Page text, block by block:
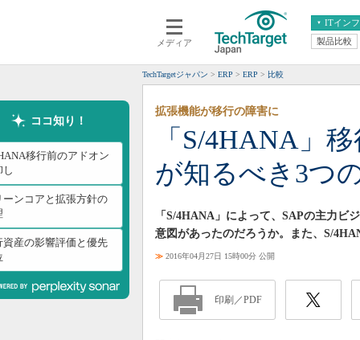
メディア
ITイン
クラウド
スマートモバイル
ネットワーク
システム運用管理
エンタープライ
ERP
情報系システム
製品比較
TechTargetジャパン ERP ERP 比較
ココ知り！
移行前のアドオン
し
ーンコアと拡張方針の
資産の影響評価と優先
「S/4HANA」
が知るべき3つ
拡張機能が移行の障害に
「S/4HANA」によって、SAPの主力ビ
意図があったのだろうか。また、S/
≫ 2016年04月27日 15時00分 公開
印刷／PDF